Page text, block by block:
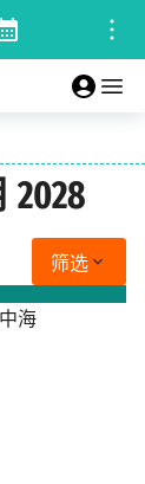
筛选